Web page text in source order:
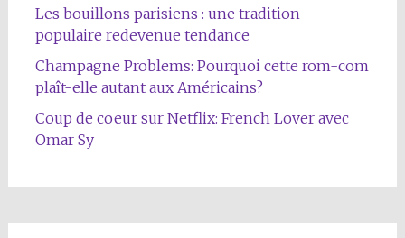
Les bouillons parisiens : une tradition
populaire redevenue tendance
Champagne Problems: Pourquoi cette rom-com
plaît-elle autant aux Américains?
Coup de coeur sur Netflix: French Lover avec
Omar Sy